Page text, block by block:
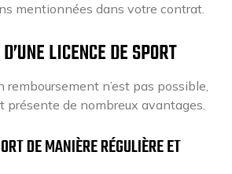
mentionnées dans votre contrat.
LICENCE DE SPORT
remboursement n’est pas possible,
présente de nombreux avantages.
DE MANIÈRE RÉGULIÈRE ET